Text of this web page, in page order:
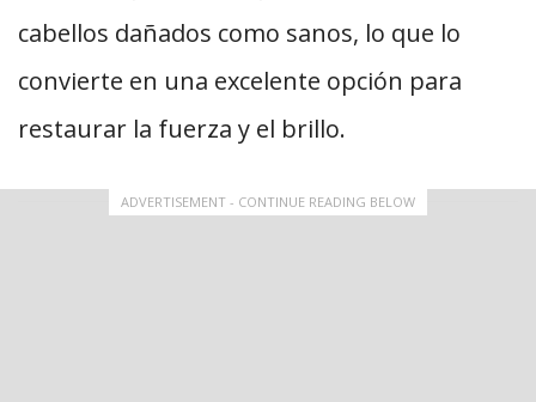
cabellos dañados como sanos, lo que lo
convierte en una excelente opción para
restaurar la fuerza y el brillo.
ADVERTISEMENT - CONTINUE READING BELOW